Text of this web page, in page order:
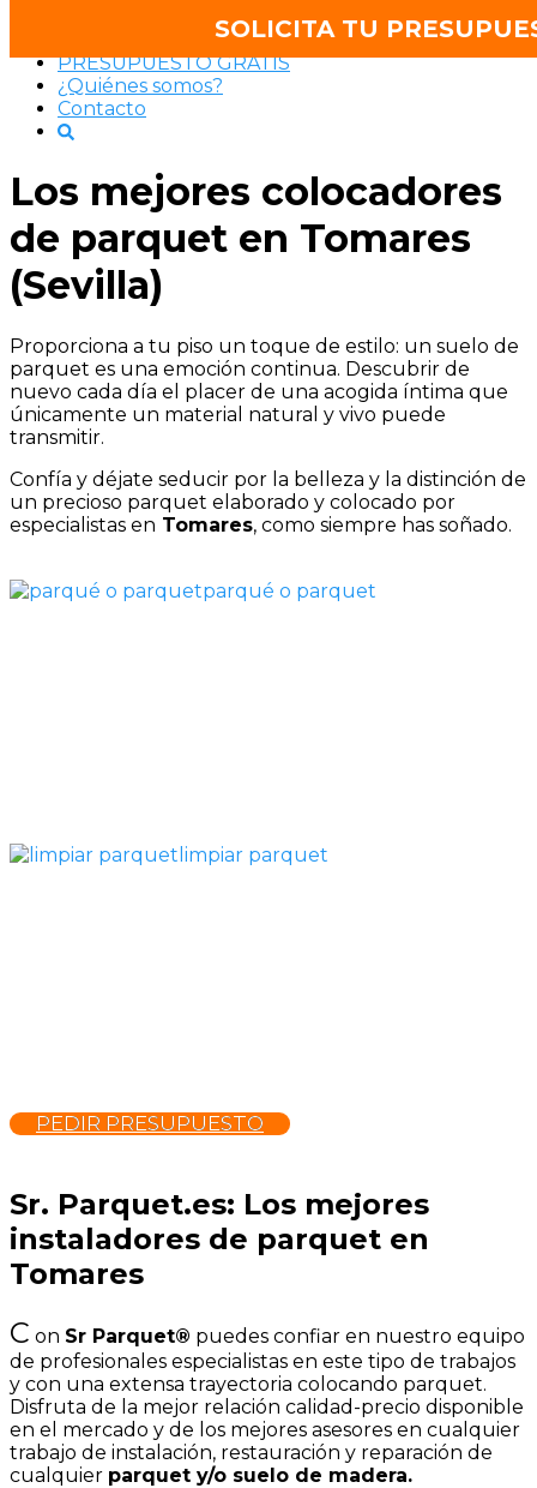
contenidoPRESUPUESTO GRATIS
¿Quiénes somos?
Contacto
Los mejores colocadores
de parquet en Tomares
(Sevilla)
Proporciona a tu piso un toque de estilo: un suelo de
parquet es una emoción continua. Descubrir de
nuevo cada día el placer de una acogida íntima que
únicamente un material natural y vivo puede
transmitir.
Confía y déjate seducir por la belleza y la distinción de
un precioso parquet elaborado y colocado por
especialistas en Tomares, como siempre has soñado.
parqué o parquet
limpiar parquet
PEDIR PRESUPUESTO
Sr. Parquet.es: Los mejores
instaladores de parquet en
Tomares
C on Sr Parquet® puedes confiar en nuestro equipo
de profesionales especialistas en este tipo de trabajos
y con una extensa trayectoria colocando parquet.
Disfruta de la mejor relación calidad-precio disponible
en el mercado y de los mejores asesores en cualquier
trabajo de instalación, restauración y reparación de
cualquier parquet y/o suelo de madera.
SOLICITA TU